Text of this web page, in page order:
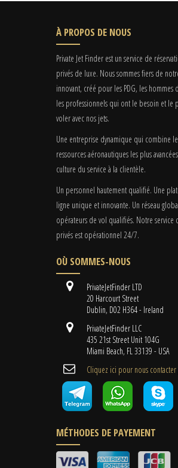
À PROPOS DE NOUS
Private Jet Finder est un service de
privés de luxe. Nous sommes fiers de
innovant, créé pour les PDG, les hommes
les professionnels qui ont le besoin et le
voler avec nos jets.
Une entreprise dynamique qui combine
ressources aéronautiques les plus
culture du service à la clientèle.
Un personnel hautement qualifié. Une
ligne unique et innovante. Un réseau
opérateurs de vol qualifiés. Notre service
privés est opérationnel 24/7.
OÙ SOMMES-NOUS
PrivateJetFinder LTD
20 Harcourt Street
Dublin, D02 H364 - Ireland
PrivateJetFinder LLC
435 21st Street Unit 104G
Miami Beach, FL 33139 - USA
Cliquez ici pour nous
MÉTHODES DE PAYEMENT